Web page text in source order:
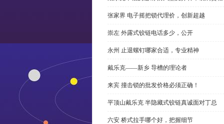
张家界 电子摇把锁代理价，创新超越
崇左 外露式铰链电话多少，公开
永州 止退螺钉哪家合适，专业精神
戴乐克——新乡 导槽的理论者
来宾 撞击锁的批发价格必须正确！
平顶山戴乐克 半隐藏式铰链真诚面对丁总
六安 桥式拉手哪个好，把握细节